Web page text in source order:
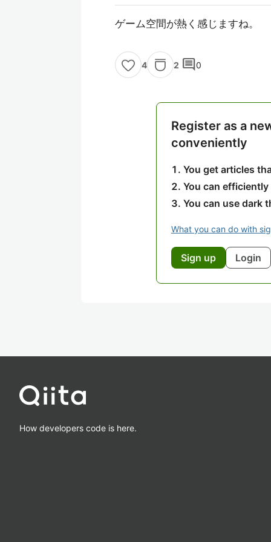
ゲーム空間が熱く感じますね。
4 2 comment0
Register as a
conveniently
You get articles
You can
You can use dark
What you can do with
Sign up Login
How developers code is here.